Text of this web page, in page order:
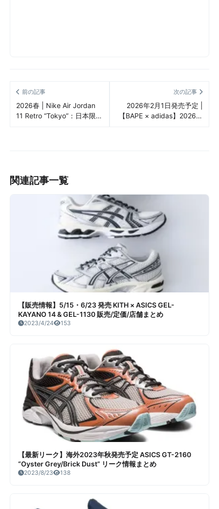
前の記事
2026春 | Nike Air Jordan
11 Retro “Tokyo”：日本限定
次の記事
2026年2月1日発売予定 |
【BAPE × adidas】2026年
関連記事一覧
【販売情報】5/15・6/23 発売 KITH × ASICS GEL-
KAYANO 14 & GEL-1130 販売/定価/店舗まとめ
2023/4/24 153
【最新リーク】海外2023年秋発売予定 ASICS GT-2160
“Oyster Grey/Brick Dust” リーク情報まとめ
2023/8/23 138